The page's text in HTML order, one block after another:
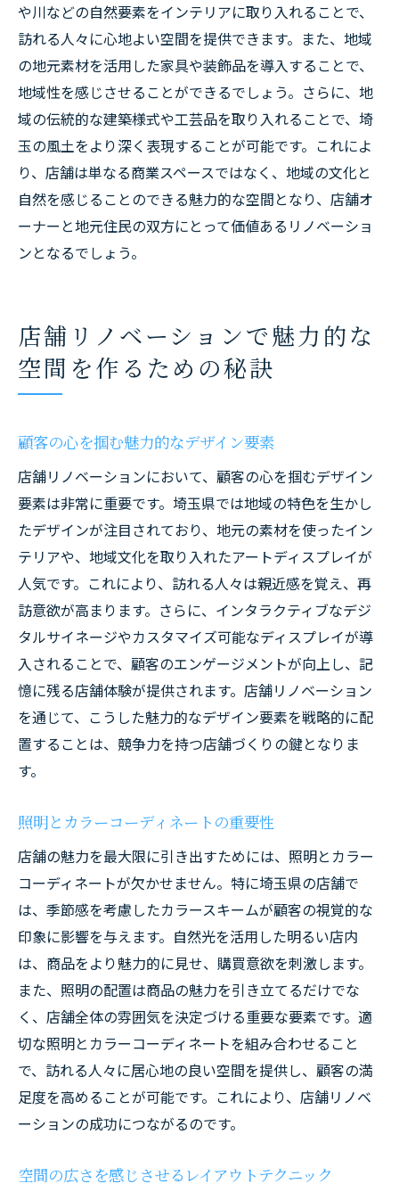
や川などの自然要素をインテリアに取り入れることで、
訪れる人々に心地よい空間を提供できます。また、地域
の地元素材を活用した家具や装飾品を導入することで、
地域性を感じさせることができるでしょう。さらに、地
域の伝統的な建築様式や工芸品を取り入れることで、埼
玉の風土をより深く表現することが可能です。これによ
り、店舗は単なる商業スペースではなく、地域の文化と
自然を感じることのできる魅力的な空間となり、店舗オ
ーナーと地元住民の双方にとって価値あるリノベーショ
ンとなるでしょう。
店舗リノベーションで魅力的な
空間を作るための秘訣
顧客の心を掴む魅力的なデザイン要素
店舗リノベーションにおいて、顧客の心を掴むデザイン
要素は非常に重要です。埼玉県では地域の特色を生かし
たデザインが注目されており、地元の素材を使ったイン
テリアや、地域文化を取り入れたアートディスプレイが
人気です。これにより、訪れる人々は親近感を覚え、再
訪意欲が高まります。さらに、インタラクティブなデジ
タルサイネージやカスタマイズ可能なディスプレイが導
入されることで、顧客のエンゲージメントが向上し、記
憶に残る店舗体験が提供されます。店舗リノベーション
を通じて、こうした魅力的なデザイン要素を戦略的に配
置することは、競争力を持つ店舗づくりの鍵となりま
す。
照明とカラーコーディネートの重要性
店舗の魅力を最大限に引き出すためには、照明とカラー
コーディネートが欠かせません。特に埼玉県の店舗で
は、季節感を考慮したカラースキームが顧客の視覚的な
印象に影響を与えます。自然光を活用した明るい店内
は、商品をより魅力的に見せ、購買意欲を刺激します。
また、照明の配置は商品の魅力を引き立てるだけでな
く、店舗全体の雰囲気を決定づける重要な要素です。適
切な照明とカラーコーディネートを組み合わせること
で、訪れる人々に居心地の良い空間を提供し、顧客の満
足度を高めることが可能です。これにより、店舗リノベ
ーションの成功につながるのです。
空間の広さを感じさせるレイアウトテクニック